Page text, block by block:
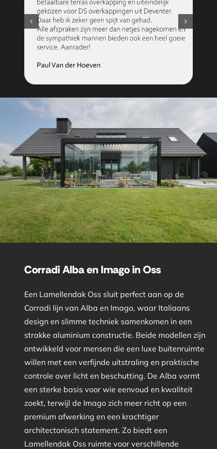
Corradi Alba en Imago in Oss
Een Lamellendak Oss sluit perfect aan op de
Corradi lijn van Alba en Imago, waar Italiaans
design en slimme techniek samenkomen in een
strakke aluminium constructie. Beide modellen zijn
ontwikkeld voor mensen die een luxe buitenruimte
willen met een verfijnde uitstraling en praktische
controle over licht en beschutting. De Alba vormt
een sterke basis voor wie eenvoud en kwaliteit
zoekt, terwijl de Imago zich meer richt op een
premium afwerking en een krachtiger
architectonisch statement. Zo biedt een
Lamellendak Oss ruimte voor verschillende